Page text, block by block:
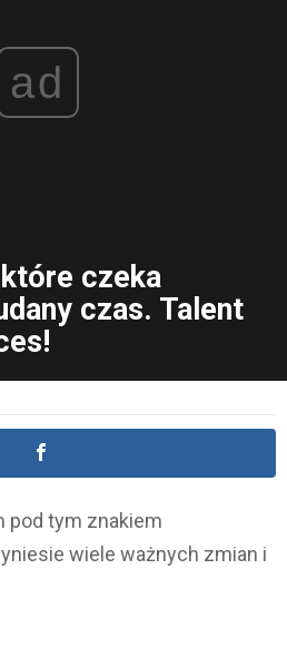
ad
czeka
czas. Talent
pod tym znakiem
wiele ważnych zmian i